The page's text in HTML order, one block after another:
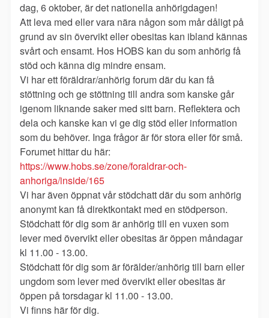
dag, 6 oktober, är det nationella anhörigdagen!
Att leva med eller vara nära någon som mår dåligt på
grund av sin övervikt eller obesitas kan ibland kännas
svårt och ensamt. Hos HOBS kan du som anhörig få
stöd och känna dig mindre ensam.
Vi har ett föräldrar/anhörig forum där du kan få
stöttning och ge stöttning till andra som kanske går
igenom liknande saker med sitt barn. Reflektera och
dela och kanske kan vi ge dig stöd eller information
som du behöver. Inga frågor är för stora eller för små.
Forumet hittar du här:
https://www.hobs.se/zone/foraldrar-och-
anhoriga/inside/165
Vi har även öppnat vår stödchatt där du som anhörig
anonymt kan få direktkontakt med en stödperson.
Stödchatt för dig som är anhörig till en vuxen som
lever med övervikt eller obesitas är öppen måndagar
kl 11.00 - 13.00.
Stödchatt för dig som är förälder/anhörig till barn eller
ungdom som lever med övervikt eller obesitas är
öppen på torsdagar kl 11.00 - 13.00.
Vi finns här för dig.